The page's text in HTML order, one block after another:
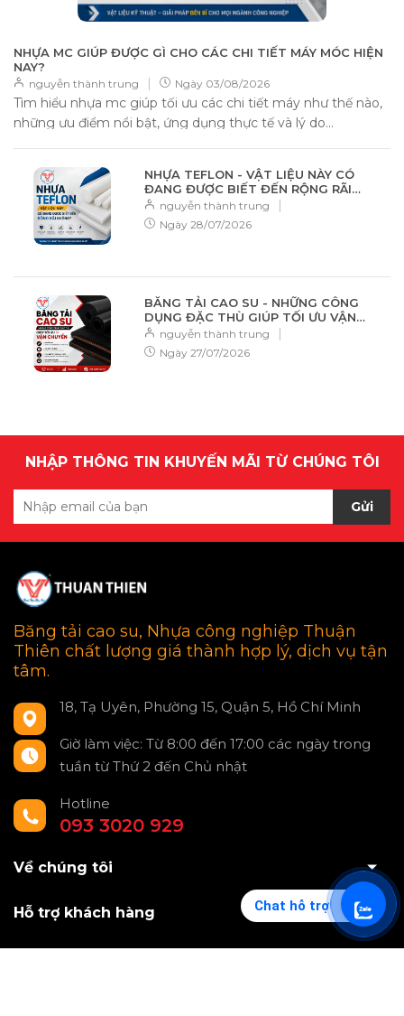
NHỰA MC GIÚP ĐƯỢC GÌ CHO CÁC CHI TIẾT MÁY MÓC HIỆN
NAY?
nguyễn thành trung | Ngày 03/08/2026
Tìm hiểu nhựa mc giúp tối ưu các chi tiết máy như thế nào,
những ưu điểm nổi bật, ứng dụng thực tế và lý do...
NHỰA TEFLON - VẬT LIỆU NÀY CÓ
ĐANG ĐƯỢC BIẾT ĐẾN RỘNG RÃI
KHÔNG?
nguyễn thành trung |
Ngày 28/07/2026
BĂNG TẢI CAO SU - NHỮNG CÔNG
DỤNG ĐẶC THÙ GIÚP TỐI ƯU VẬN
CHUYỂN
nguyễn thành trung |
Ngày 27/07/2026
NHẬP THÔNG TIN KHUYẾN MÃI TỪ CHÚNG TÔI
Gửi
Băng tải cao su, Nhựa công nghiệp Thuận
Thiên chất lượng giá thành hợp lý, dịch vụ tận
tâm.
18, Tạ Uyên, Phường 15, Quận 5, Hồ Chí Minh
Giờ làm việc: Từ 8:00 đến 17:00 các ngày trong
tuần từ Thứ 2 đến Chủ nhật
Hotline
093 3020 929
Về chúng tôi
Hỗ trợ khách hàng Chat hỗ trợ